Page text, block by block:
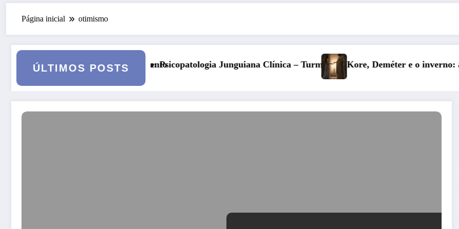
Página inicial otimismo
ÚLTIMOS POSTS
Psicopatologia Junguiana Clínica – Turma 6 Kore, Deméter e o inverno: a fertilidade das profundezasEntre